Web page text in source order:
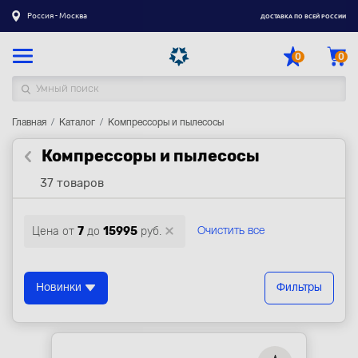
Россия - Москва ДОСТАВКА ПО ВСЕЙ РОССИИ
0 0
Каталог товаров
Регистрация |Вход
Доставка
Контакты
Акции
Главная Каталог Компрессоры и пылесосы
Компрессоры и пылесосы
37 товаров
Цена от 7 до 15995 руб. Очистить все
Новинки Фильтры